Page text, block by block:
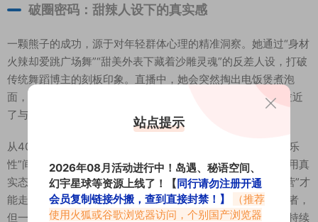
破圈密码：甜辣人设下的真实感
一颗熊子的成功，源于对年轻群体心理的精准洞察。她通过“身材
火辣却爱跳广场舞”“甜美外表下藏着沙雕灵魂”的反差人设，打破
传统舞蹈博主的刻板印象。直播中，她会突然掏出电饭煲煮泡
面，也会因游戏失败而崩溃大哭，这种“不完美真实感”反而拉近
了与粉丝的距离。
从40万粉丝的成长轨迹来看，一颗熊子始终在“专业度”与“娱乐
性”间寻找平衡点。她用舞蹈传递快乐，用福利回馈支持，更用真
实态度证明：在内容同质化的时代，唯有“用心创作+真诚运营”才
能走得更远。正如她在周年直播中所说：“我不是最优秀的舞者，
但一定是最想和你们一起成长的人。”这份赤诚，或许正是她持续
站点提示
2026年08月活动进行中！岛遇、秘语空间、
幻宇星球等资源上线了！【同行请勿注册开通
会员复制链接外搬，查到直接封禁！】
（推荐
使用火狐或谷歌浏览器访问，个别国产浏览器